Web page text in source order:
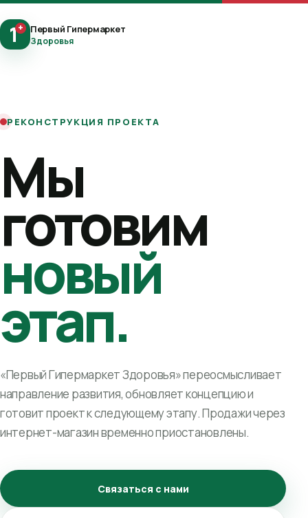
1+ Первый Гипермаркет
Здоровья
РЕКОНСТРУКЦИЯ ПРОЕКТА
Мы
готовим
новый
этап.
«Первый Гипермаркет Здоровья» переосмысливает
направление развития, обновляет концепцию и
готовит проект к следующему этапу. Продажи через
интернет-магазин временно приостановлены.
Связаться с нами